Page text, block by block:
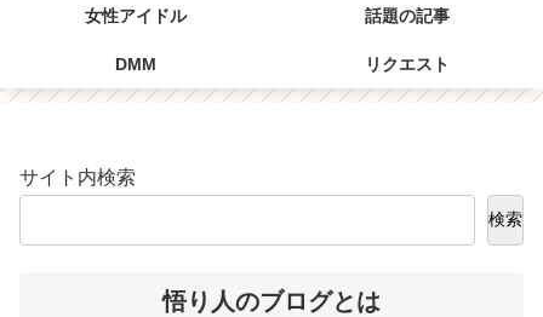
女性アイドル 話題の記事
DMM リクエスト
サイト内検索
検索
悟り人のブログとは